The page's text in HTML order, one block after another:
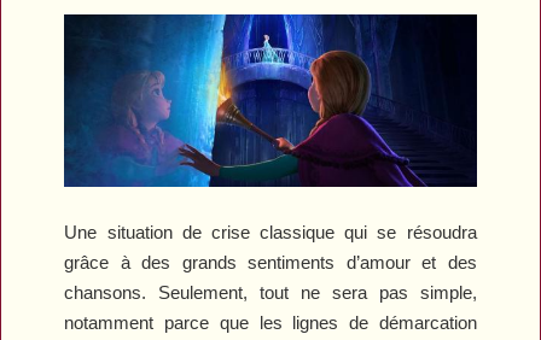
Une situation de crise classique qui se résoudra
grâce à des grands sentiments d’amour et des
chansons. Seulement, tout ne sera pas simple,
notamment parce que les lignes de démarcation